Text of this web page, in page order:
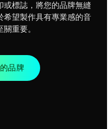
或標誌，將您的品牌無縫
希望製作具有專業感的音
重要。
品牌